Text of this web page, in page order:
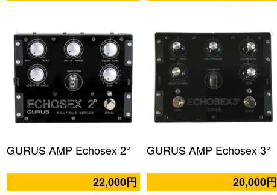
GURUS AMP Echosex 2°
22,000円
GURUS AMP Echosex 3°
20,000円